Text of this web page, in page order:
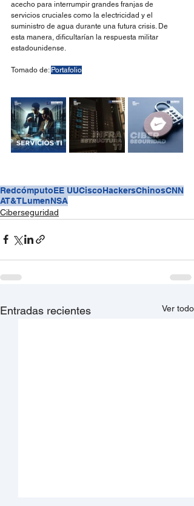
acecho para interrumpir grandes franjas de
servicios cruciales como la electricidad y el
suministro de agua durante una futura crisis. De
esta manera, dificultarían la respuesta militar
estadounidense.
Tomado de: Portafolio
RedcómputoEE UUCiscoHackersChinosCNN
AT&TLumenNSA
Ciberseguridad
Entradas recientes Ver todo